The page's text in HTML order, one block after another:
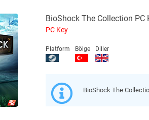
BioShock The Collection PC
PC Key
Platform Bölge Diller
BioShock The